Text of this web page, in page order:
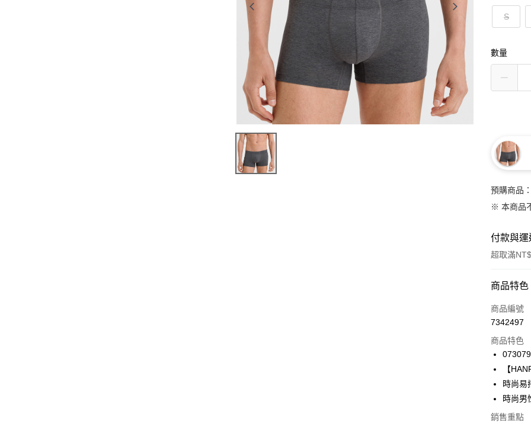
S
數量
預購商品
※ 本商品
付款與
超取滿
付款方式
信用卡一
合作金
華南商
國泰世
臺灣中
LINE Pay
悠遊付
商品特色
商品編號
7342497
商品特色
【
時尚易
時尚男
銷售重點